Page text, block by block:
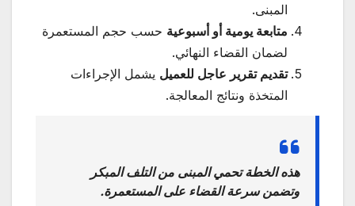
المبنى.
متابعة يومية أو أسبوعية حسب حجم المستعمرة
لضمان القضاء النهائي.
تقديم تقرير عاجل للعميل يشمل الإجراءات
المتخذة ونتائج المعالجة.
هذه الخطة تحمي المبنى من التلف المبكر
وتضمن سرعة القضاء على المستعمرة.